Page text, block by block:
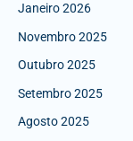
Janeiro 2026
Novembro 2025
Outubro 2025
Setembro 2025
Agosto 2025